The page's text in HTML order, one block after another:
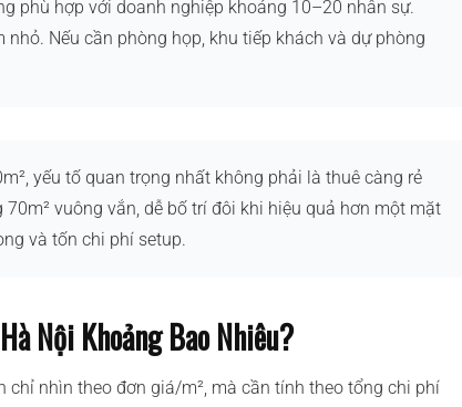
phù hợp với doanh nghiệp khoảng 10–20 nhân sự.
Nếu cần phòng họp, khu tiếp khách và dự phòng
yếu tố quan trọng nhất không phải là thuê càng rẻ
vuông vắn, dễ bố trí đôi khi hiệu quả hơn một mặt
và tốn chi phí setup.
Nội Khoảng Bao Nhiêu?
chỉ nhìn theo đơn giá/m², mà cần tính theo tổng chi phí